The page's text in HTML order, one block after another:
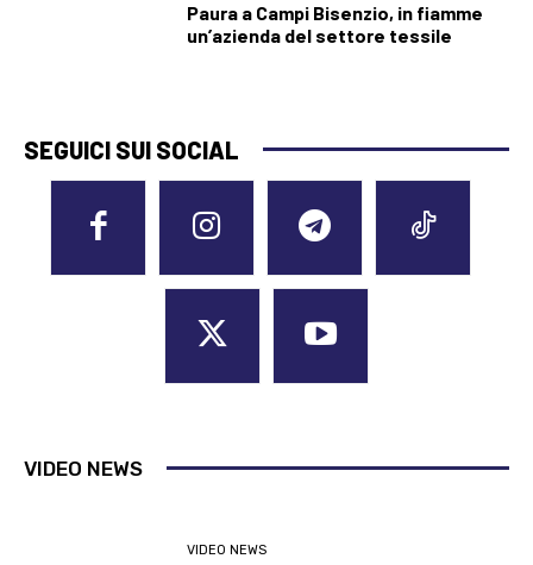
Paura a Campi Bisenzio, in fiamme
un’azienda del settore tessile
SEGUICI SUI SOCIAL
VIDEO NEWS
VIDEO NEWS